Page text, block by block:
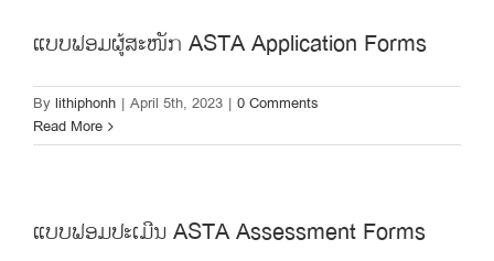
ແບບຟອມຜູ້ສະໜັກ ASTA Application Forms
By lithiphonh | April 5th, 2023 | 0 Comments
Read More
ແບບຟອມປະເມີນ ASTA Assessment Forms